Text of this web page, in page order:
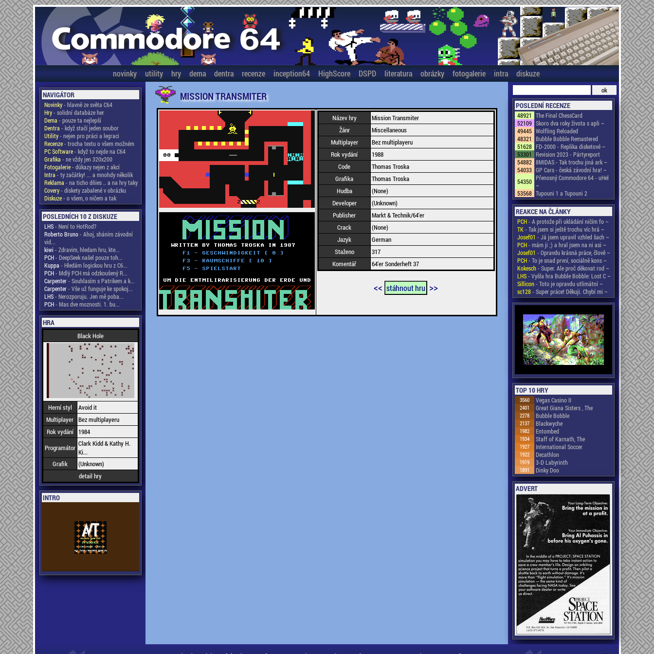
novinky utility hry dema dentra recenze inception64 HighScore DSPD literatura obrázky fotogalerie intra diskuze
NAVIGÁTOR
Novinky- hlavně ze světa C64
Hry- solidní databáze her
Dema - pouze ta nejlepší
Dentra - když stačí jeden soubor
Utility- nejen pro práci a legraci
Recenze- trocha textu o všem možném
PC Software- když to nejde na C64
Grafika - ne vždy jen 320x200
Fotogalerie- důkazy nejen z akcí
Intra - ty začátky! ... a mnohdy několik
Reklama - na ticho dňies .. a na hry taky
Covery- diskety zabalené v obrázku
Diskuze- o všem, o ničem a tak
POSLEDNÍCH 10 Z DISKUZE
LHS- Není to HotRod?
Roberto Bruno- Ahoj, sháním závodní
vid...
kiwi - Zdravim, hledam hru, kte...
PCH- DeepSeek našel pouze toh...
Kuppa - Hledám logickou hru z C6...
PCH- Mdlý PCH má odzkoušený R...
Carpenter- Souhlasím s Patrikem a k...
Carpenter- Vše už funguje ke spokoj...
LHS- Nerozporuju. Jen mě poba...
PCH- Mas dve moznosti. 1. bu...
HRA
Black Hole
Herní styl
Avoid it
Multiplayer Bez multiplayeru
Rok vydání
1984
Programátor Clark Kidd & Kathy H.
Ki...
Grafik
(Unknown)
detail hry
INTRO
MISSION TRANSMITER
Název hry
Mission Transmiter
Žánr
Miscellaneous
Multiplayer
Bez multiplayeru
Rok vydání
1988
Code
Thomas Troska
Grafika
Thomas Troska
Hudba
(None)
Developer
(Unknown)
Publisher
Markt & Technik/64'er
Crack
(None)
Jazyk
German
Staženo
317
Komentář
64'er Sonderheft 37
<< stáhnout hru >>
POSLEDNÍ RECENZE
48921
The Final ChessCard
52109 Skoro dva roky života s apli ~
49445 Wolfling Reloaded
48321
Bubble Bobble Remastered
51628 FD-2000 - Replika disketové ~
53301
Revision 2023 - Pártyreport
54882 8MIDAS - Tak trochu jiná ark ~
54033 GP Cars - česká závodní hra! ~
54350 Přenosný Commodore 64 - uHel
~
53568 Tupouni 1 a Tupouni 2
REAKCE NA ČLÁNKY
PCH- A protože při ukládání ničím fo ~
TK- Tak jsem si ještě trochu víc hrá ~
Josef01 - Já jsem upravil vzhled šach ~
PCH- mám ji ;) a hral jsem na ni asi ~
Josef01 - Opravdu krásná práce, člově ~
PCH- To je snad první, sociálně kons ~
Kokesch- Super. Ale proč děkovat rod ~
LHS- Vyšla hra Bubble Bobble: Lost C ~
Sillicon- Toto je opravdu utlimátní ~
sc128- Super práce! Děkuji. Chybí mi ~
TOP 10 HRY
3560 Vegas Casino II
2401 Great Giana Sisters , The
2278 Bubble Bobble
2137 Blackwyche
1982 Entombed
1934 Staff of Karnath, The
1927 International Soccer
1922 Decathlon
1919 3-D Labyrinth
1891 Dinky Doo
ADVERT